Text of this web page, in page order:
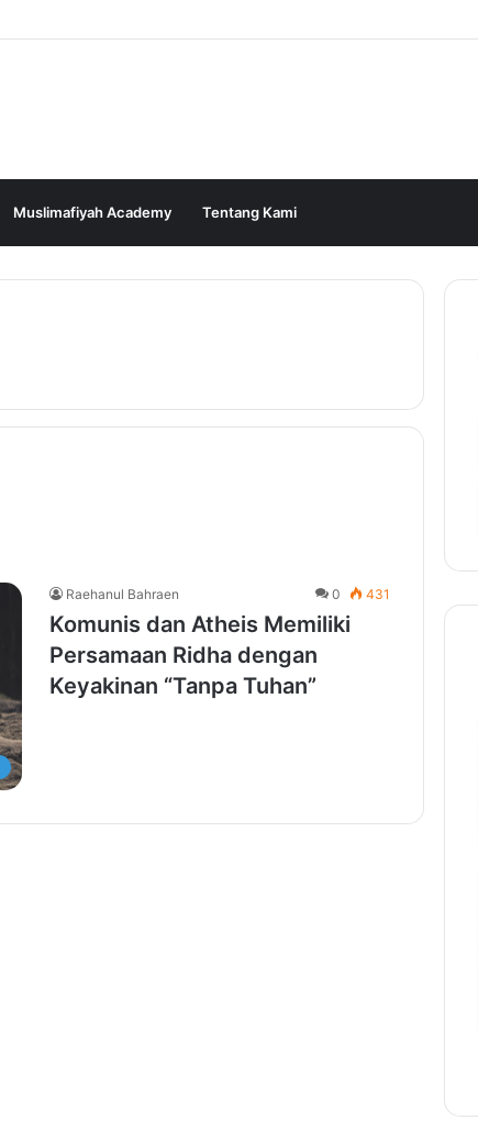
Muslimafiyah Academy Tentang Kami
Raehanul Bahraen 0 431
Komunis dan Atheis Memiliki
Persamaan Ridha dengan
Keyakinan “Tanpa Tuhan”